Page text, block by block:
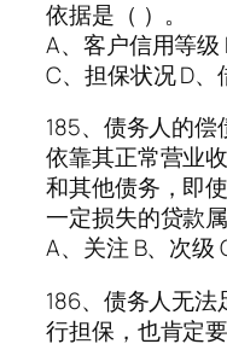
依据是（ ）。
A、客户信用等
C、担保状况 D
185、债务人的
依靠其正常营业
和其他债务，即
一定损失的贷款
A、关注 B、次级
186、债务人无
行担保，也肯定